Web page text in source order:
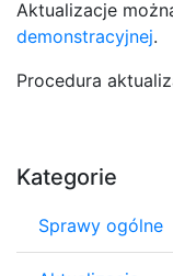
Aktualizacje
demonstracyjnej.
Procedura
Kategorie
Sprawy ogólne